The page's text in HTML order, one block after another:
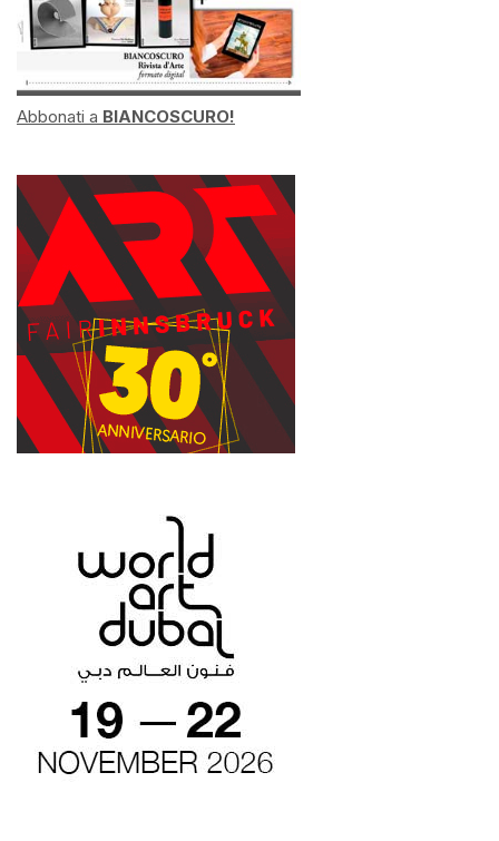
Abbonati a BIANCOSCURO!